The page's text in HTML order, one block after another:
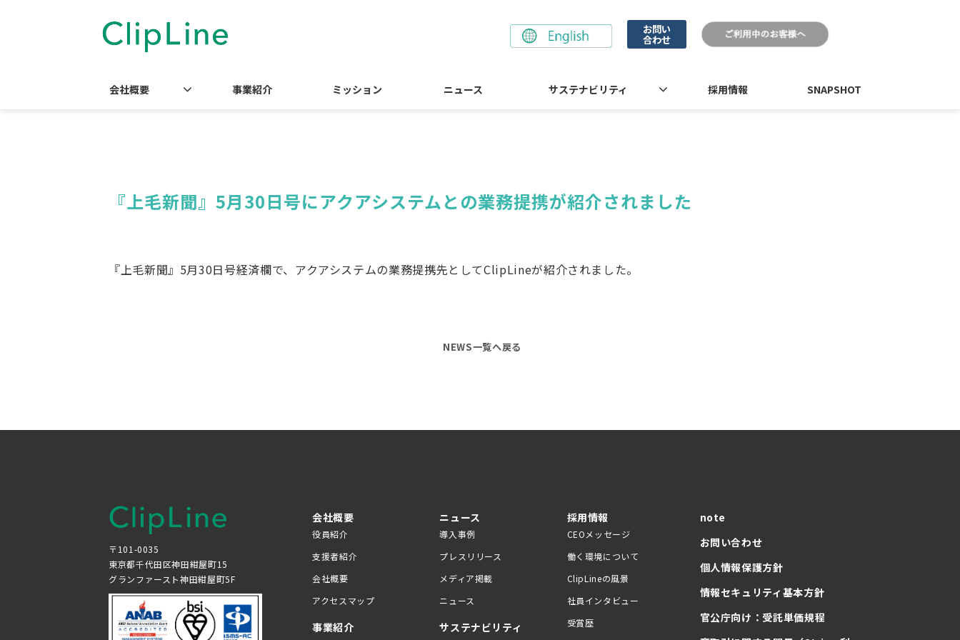
お問い
合わせ
会社概要 事業紹介 ミッション ニュース サステナビリティ 採用情報 SNAPSHOT
『上毛新聞』5月30日号にアクアシステムとの業務提携が紹介されました
『上毛新聞』5月30日号経済欄で、アクアシステムの業務提携先としてClipLineが紹介されました。
NEWS一覧へ戻る
〒101-0035
東京都千代田区神田紺屋町15
グランファースト神田紺屋町5F
会社概要
役員紹介
支援者紹介
会社概要
アクセスマップ
事業紹介
ニュース
導入事例
プレスリリース
メディア掲載
ニュース
サステナビリティ
採用情報
CEOメッセージ
働く環境について
ClipLineの風景
社員インタビュー
受賞歴
note
お問い合わせ
個人情報保護方針
情報セキュリティ基本方針
官公庁向け：受託単価規程